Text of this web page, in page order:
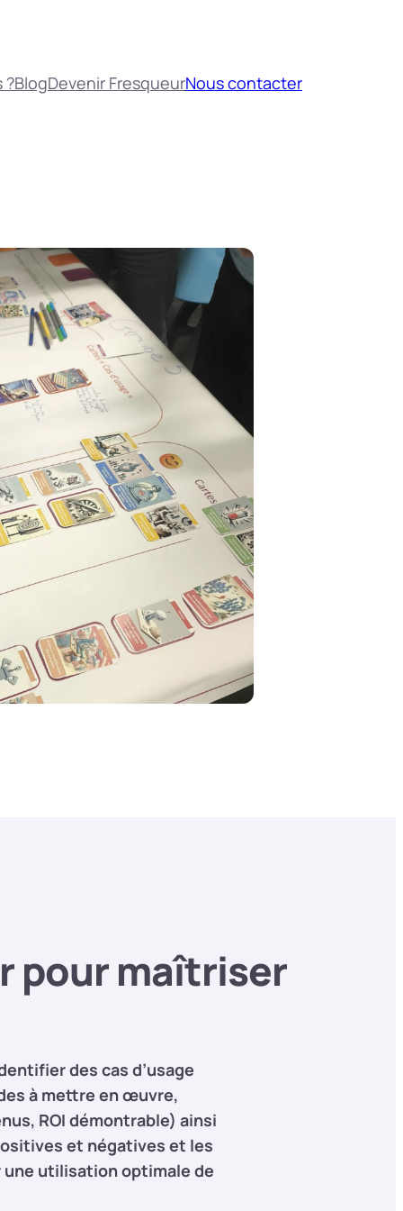
?BlogDevenir FresqueurNous contacter
pour maîtriser
des cas d’usage
à mettre en œuvre,
ROI démontrable) ainsi
et négatives et les
utilisation optimale de